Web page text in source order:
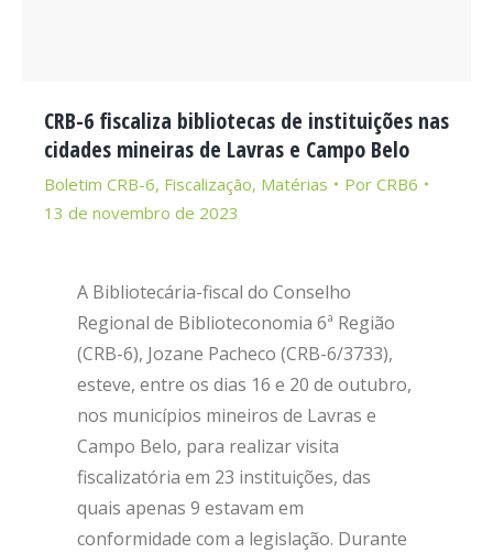
CRB-6 fiscaliza bibliotecas de instituições nas
cidades mineiras de Lavras e Campo Belo
Boletim CRB-6, Fiscalização, Matérias Por CRB6
13 de novembro de 2023
A Bibliotecária-fiscal do Conselho
Regional de Biblioteconomia 6ª Região
(CRB-6), Jozane Pacheco (CRB-6/3733),
esteve, entre os dias 16 e 20 de outubro,
nos municípios mineiros de Lavras e
Campo Belo, para realizar visita
fiscalizatória em 23 instituições, das
quais apenas 9 estavam em
conformidade com a legislação. Durante